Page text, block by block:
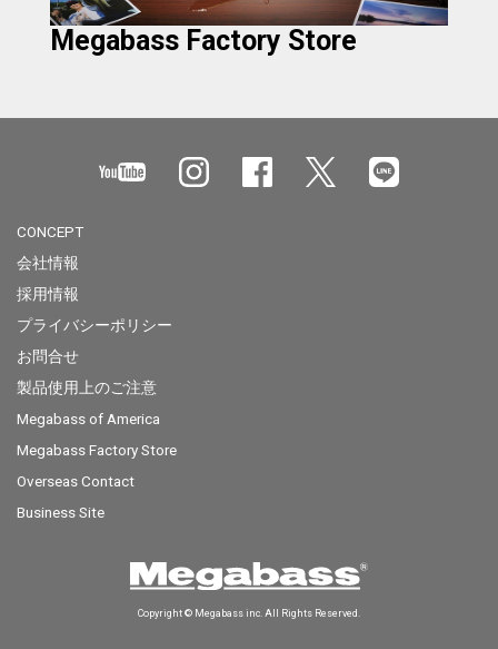
Megabass Factory Store
CONCEPT
会社情報
採用情報
プライバシーポリシー
お問合せ
製品使用上のご注意
Megabass of America
Megabass Factory Store
Overseas Contact
Business Site
Copyright © Megabass inc. All Rights Reserved.